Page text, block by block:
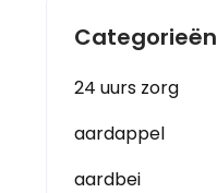
Categorieën
24 uurs zorg
aardappel
aardbei